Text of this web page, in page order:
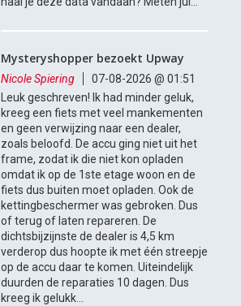
Mysteryshopper bezoekt Upway
Nicole Spiering
07-08-2026 @ 01:51
Leuk geschreven! Ik had minder geluk,
kreeg een fiets met veel mankementen
en geen verwijzing naar een dealer,
zoals beloofd. De accu ging niet uit het
frame, zodat ik die niet kon opladen
omdat ik op de 1ste etage woon en de
fiets dus buiten moet opladen. Ook de
kettingbeschermer was gebroken. Dus
of terug of laten repareren. De
dichtsbijzijnste de dealer is 4,5 km
verderop dus hoopte ik met één streepje
op de accu daar te komen. Uiteindelijk
duurden de reparaties 10 dagen. Dus
kreeg ik gelukk...